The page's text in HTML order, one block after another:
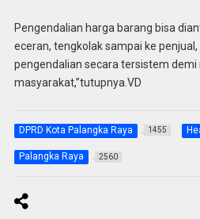
Pengendalian harga barang bisa
eceran, tengkolak sampai ke
pengendalian secara tersistem
masyarakat,”tutupnya.VD
DPRD Kota Palangka Raya 1455
Palangka Raya 2560